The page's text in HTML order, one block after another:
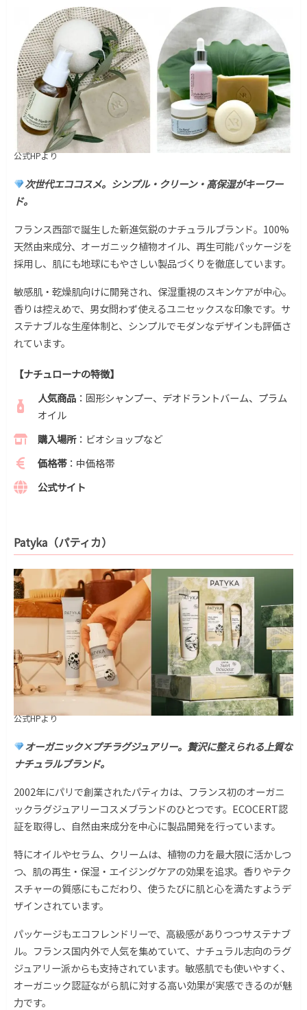
公式HPより
次世代エココスメ。シンプル・クリーン・高保湿がキーワー
ド。
フランス西部で誕生した新進気鋭のナチュラルブランド。100%
天然由来成分、オーガニック植物オイル、再生可能パッケージを
採用し、肌にも地球にもやさしい製品づくりを徹底しています。
敏感肌・乾燥肌向けに開発され、保湿重視のスキンケアが中心。
香りは控えめで、男女問わず使えるユニセックスな印象です。サ
ステナブルな生産体制と、シンプルでモダンなデザインも評価さ
れています。
【ナチュローナの特徴】
人気商品 ：固形シャンプー、デオドラントバーム、プラム
オイル
購入場所：ビオショップなど
価格帯：中価格帯
公式サイト
Patyka（パティカ）
公式HPより
オーガニック×プチラグジュアリー。贅沢に整えられる上質な
ナチュラルブランド。
2002年にパリで創業されたパティカは、フランス初のオーガニ
ックラグジュアリーコスメブランドのひとつです。ECOCERT認
証を取得し、自然由来成分を中心に製品開発を行っています。
特にオイルやセラム、クリームは、植物の力を最大限に活かしつ
つ、肌の再生・保湿・エイジングケアの効果を追求。香りやテク
スチャーの質感にもこだわり、使うたびに肌と心を満たすようデ
ザインされています。
パッケージもエコフレンドリーで、高級感がありつつサステナブ
ル。フランス国内外で人気を集めていて、ナチュラル志向のラグ
ジュアリー派からも支持されています。敏感肌でも使いやすく、
オーガニック認証ながら肌に対する高い効果が実感できるのが魅
力です。